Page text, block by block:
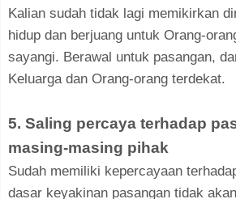
Kalian sudah tidak lagi memikirkan
hidup dan berjuang untuk Orang-
sayangi. Berawal untuk pasangan,
Keluarga dan Orang-orang terdekat.
5. Saling percaya terhadap
masing-masing pihak
Sudah memiliki kepercayaan
dasar keyakinan pasangan tidak